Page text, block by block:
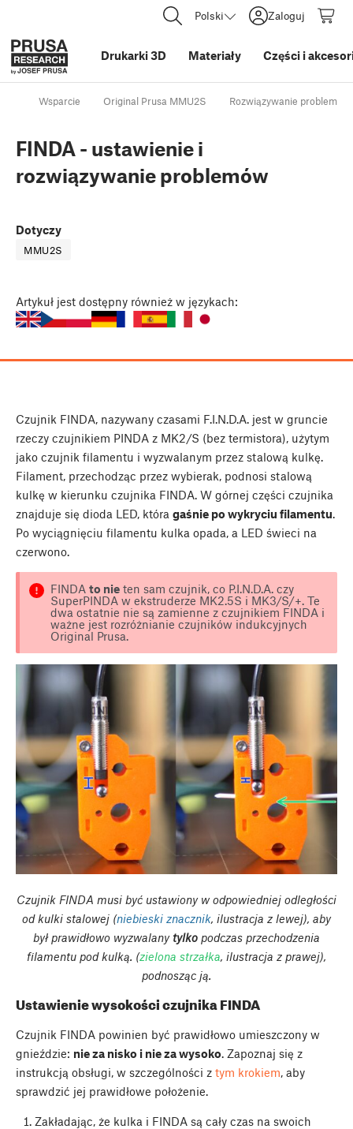
Polski Zaloguj
Drukarki 3D Materiały Części i
Wsparcie Original Prusa MMU2S Rozwiązywanie
FINDA - ustawienie i
rozwiązywanie problemów
Dotyczy
MMU2S
Artykuł jest dostępny również w językach:
Czujnik FINDA, nazywany czasami F.I.N.D.A. jest w gruncie
rzeczy czujnikiem PINDA z MK2/S (bez termistora), użytym
jako czujnik filamentu i wyzwalanym przez stalową kulkę.
Filament, przechodząc przez wybierak, podnosi stalową
kulkę w kierunku czujnika FINDA. W górnej części czujnika
znajduje się dioda LED, która gaśnie po wykryciu filamentu.
Po wyciągnięciu filamentu kulka opada, a LED świeci na
czerwono.
FINDA to nieten sam czujnik, co P.I.N.D.A. czy
SuperPINDA w ekstruderze MK2.5S i MK3/S/+. Te
dwa ostatnie nie są zamienne z czujnikiem FINDA i
ważne jest rozróżnianie czujników indukcyjnych
Original Prusa.
Czujnik FINDA musi być ustawiony w odpowiedniej odległości
od kulki stalowej (niebieski znacznik, ilustracja z lewej), aby
był prawidłowo wyzwalanytylko podczas przechodzenia
filamentu pod kulką. (zielona strzałka, ilustracja z prawej),
podnosząc ją.
Ustawienie wysokości czujnika FINDA
Czujnik FINDA powinien być prawidłowo umieszczony w
gnieździe: nie za nisko i nie za wysoko. Zapoznaj się z
instrukcją obsługi, w szczególności z tym krokiem, aby
sprawdzić jej prawidłowe położenie.
Zakładając, że kulka i FINDA są cały czas na swoich